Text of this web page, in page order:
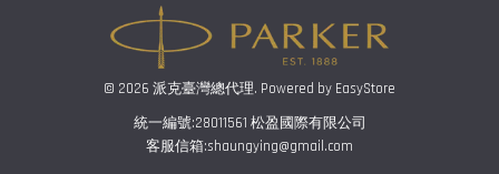
© 2026 派克臺灣總代理. Powered by EasyStore
統一編號:28011561 松盈國際有限公司
客服信箱:shaungying@gmail.com